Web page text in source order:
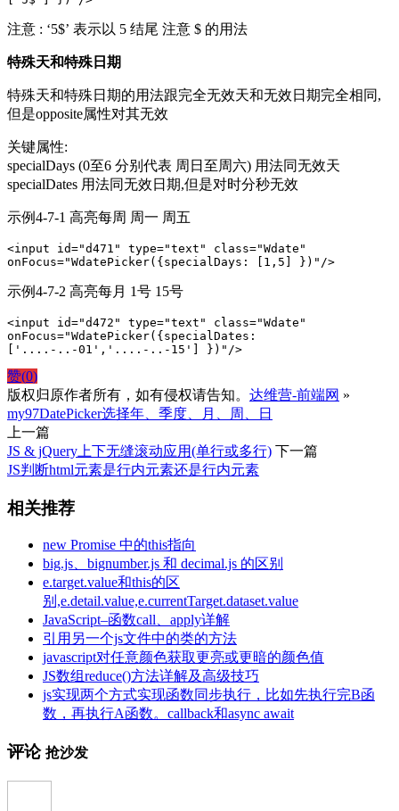
注意 : ‘5$’ 表示以 5 结尾 注意 $ 的用法
特殊天和特殊日期
特殊天和特殊日期的用法跟完全无效天和无效日期完全相同,
但是opposite属性对其无效
关键属性:
specialDays (0至6 分别代表 周日至周六) 用法同无效天
specialDates 用法同无效日期,但是对时分秒无效
示例4-7-1 高亮每周 周一 周五
<input id="d471" type="text" class="Wdate"
onFocus="WdatePicker({specialDays: [1,5] })"/>
示例4-7-2 高亮每月 1号 15号
<input id="d472" type="text" class="Wdate"
onFocus="WdatePicker({specialDates:
['....-..-01','....-..-15'] })"/>
赞(0)
版权归原作者所有，如有侵权请告知。 达维营-前端网 »
my97DatePicker选择年、季度、月、周、日
上一篇
JS & jQuery上下无缝滚动应用(单行或多行) 下一篇
JS判断html元素是行内元素还是行内元素
相关推荐
new Promise 中的this指向
big.js、bignumber.js 和 decimal.js 的区别
e.target.value和this的区
别,e.detail.value,e.currentTarget.dataset.value
JavaScript–函数call、apply详解
引用另一个js文件中的类的方法
javascript对任意颜色获取更亮或更暗的颜色值
JS数组reduce()方法详解及高级技巧
js实现两个方式实现函数同步执行，比如先执行完B函
数，再执行A函数。callback和async await
评论 抢沙发